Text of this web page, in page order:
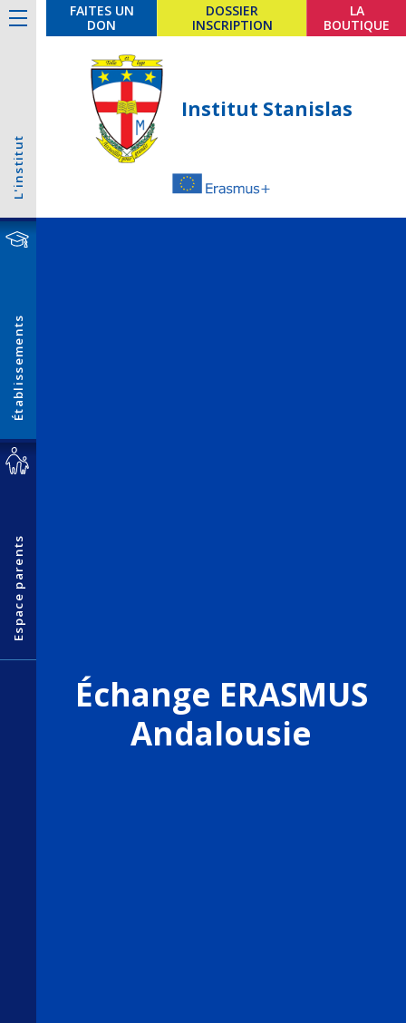
Institut Stanislas
FAITES UN
DON
DOSSIER
INSCRIPTION
LA
BOUTIQUE
L'institut
Établissements
Espace parents
Échange ERASMUS
Andalousie